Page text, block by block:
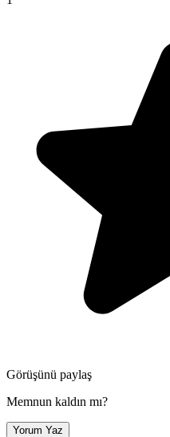
Görüşünü paylaş
Memnun kaldın mı?
Yorum Yaz